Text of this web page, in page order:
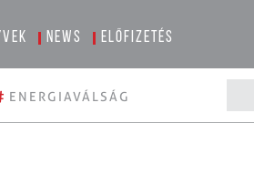
News Előfizetés
ENERGIAVÁLSÁG